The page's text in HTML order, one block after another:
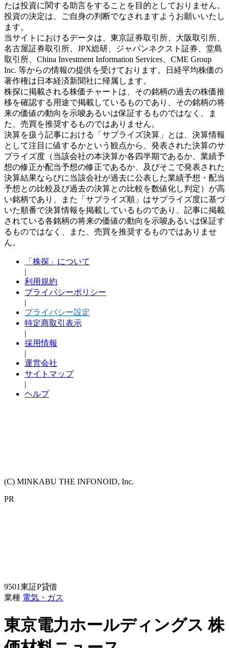
たは投資に関する助言をすることを目的としておりません。
投資の決定は、ご自身の判断でなされますようお願いいたし
ます。
当サイトにおけるデータは、東京証券取引所、大阪取引所、
名古屋証券取引所、JPX総研、ジャパンネクスト証券、堂島
取引所、China Investment Information Services、CME Group
Inc. 等からの情報の提供を受けております。日経平均株価の
著作権は日本経済新聞社に帰属します。
株探に掲載される株価チャートは、その銘柄の過去の株価推
移を確認する用途で掲載しているものであり、その銘柄の将
来の価値の動向を示唆あるいは保証するものではなく、ま
た、売買を推奨するものではありません。
決算を扱う記事における「サプライズ決算」とは、決算情報
として注目に値するかという観点から、発表された決算のサ
プライズ度（当該会社の本決算か各四半期であるか、業績予
想の修正か配当予想の修正であるか、及びそこで発表された
決算結果ならびに当該会社が過去に公表した業績予想・配当
予想との比較及び過去の決算との比較を数値化し判定）が高
い銘柄であり、また「サプライズ順」はサプライズ度に基づ
いた順番で決算情報を掲載しているものであり、記事に掲載
されている各銘柄の将来の価値の動向を示唆あるいは保証す
るものではなく、また、売買を推奨するものではありませ
ん。
「株探」について
|
利用規約
プライバシーポリシー
|
プライバシー設定
特定商取引表示
|
採用情報
|
運営会社
サイトマップ
|
ヘルプ
(C) MINKABU THE INFONOID, Inc.
PR
9501東証P貸借
業種 電気・ガス
東京電力ホールディングス株